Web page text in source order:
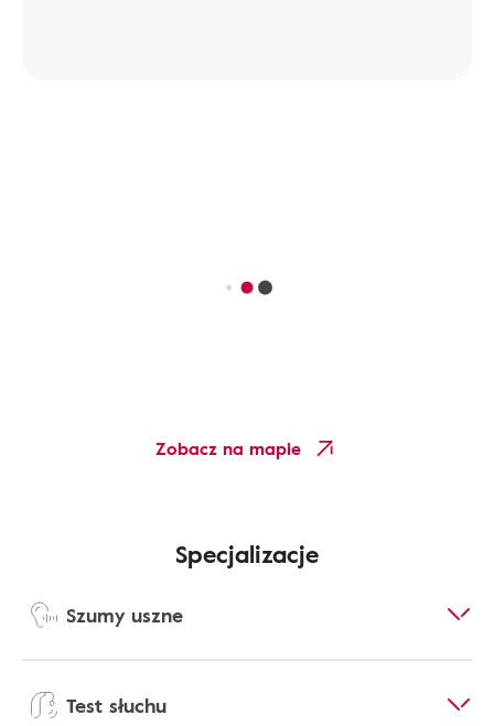
Zobacz na mapie
Specjalizacje
Szumy uszne
Test słuchu